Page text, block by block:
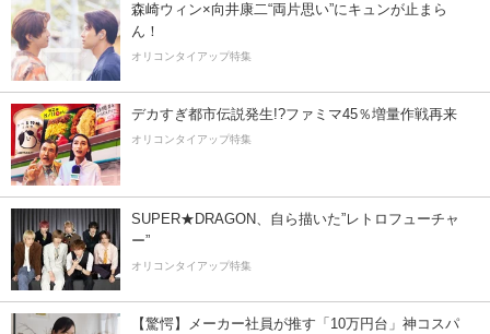
森崎ウィン×向井康二“両片思い”にキュンが止まら
ん！
オリコンタイアップ特集
デカすぎ都市伝説発生!?ファミマ45％増量作戦再来
オリコンタイアップ特集
SUPER★DRAGON、自ら描いた”レトロフューチャ
ー”
オリコンタイアップ特集
【驚愕】メーカー社員が推す「10万円台」神コスパ